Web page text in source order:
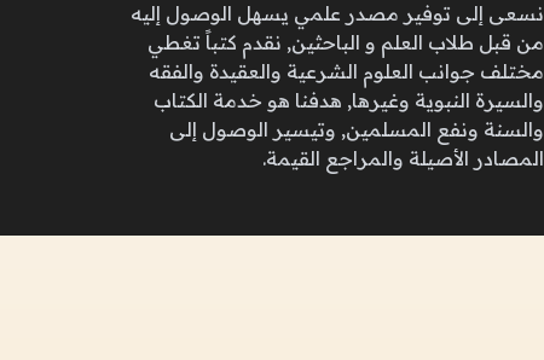
نسعى إلى توفير مصدر علمي يسهل الوصول إليه
من قبل طلاب العلم و الباحثين, نقدم كتباً تغطي
مختلف جوانب العلوم الشرعية والعقيدة والفقه
والسيرة النبوية وغيرها, هدفنا هو خدمة الكتاب
والسنة ونفع المسلمين, وتيسير الوصول إلى
المصادر الأصيلة والمراجع القيمة.